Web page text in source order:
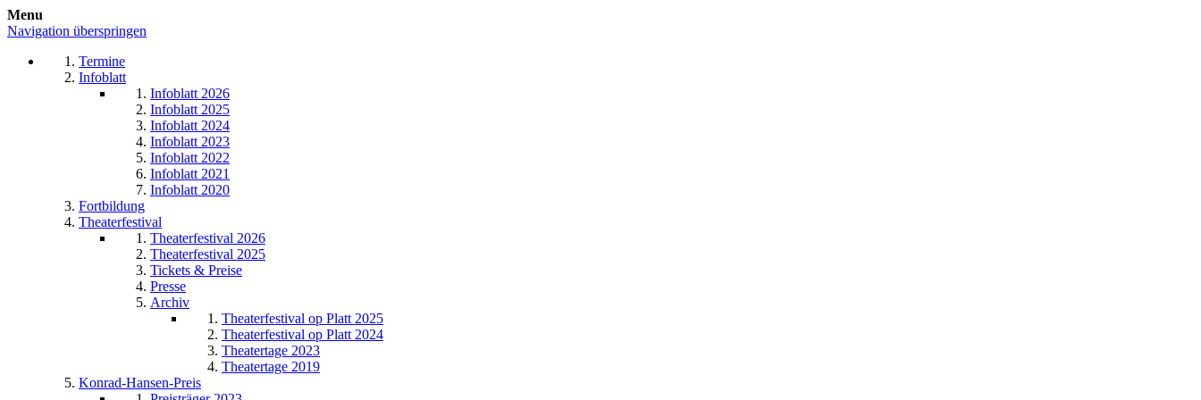
Menu
Navigation überspringen
Termine
Infoblatt
Infoblatt 2026
Infoblatt 2025
Infoblatt 2024
Infoblatt 2023
Infoblatt 2022
Infoblatt 2021
Infoblatt 2020
Fortbildung
Theaterfestival
Theaterfestival 2026
Theaterfestival 2025
Tickets & Preise
Presse
Archiv
Theaterfestival op Platt 2025
Theaterfestival op Platt 2024
Theatertage 2023
Theatertage 2019
Konrad-Hansen-Preis